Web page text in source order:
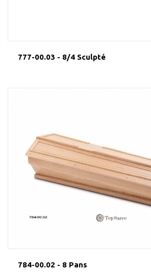
777-00.03 - 8/4 Sculpté
784-00.02 - 8 Pans